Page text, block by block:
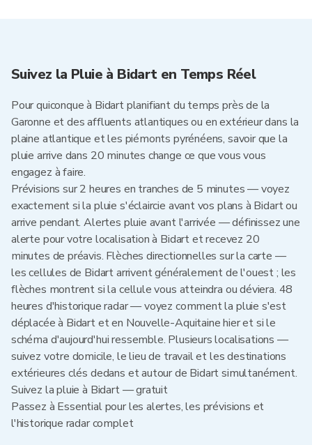
Suivez la Pluie à Bidart en Temps Réel
Pour quiconque à Bidart planifiant du temps près de la
Garonne et des affluents atlantiques ou en extérieur dans la
plaine atlantique et les piémonts pyrénéens, savoir que la
pluie arrive dans 20 minutes change ce que vous vous
engagez à faire.
Prévisions sur 2 heures en tranches de 5 minutes — voyez
exactement si la pluie s'éclaircie avant vos plans à Bidart ou
arrive pendant. Alertes pluie avant l'arrivée — définissez une
alerte pour votre localisation à Bidart et recevez 20
minutes de préavis. Flèches directionnelles sur la carte —
les cellules de Bidart arrivent généralement de l'ouest ; les
flèches montrent si la cellule vous atteindra ou déviera. 48
heures d'historique radar — voyez comment la pluie s'est
déplacée à Bidart et en Nouvelle-Aquitaine hier et si le
schéma d'aujourd'hui ressemble. Plusieurs localisations —
suivez votre domicile, le lieu de travail et les destinations
extérieures clés dedans et autour de Bidart simultanément.
Suivez la pluie à Bidart — gratuit
Passez à Essential pour les alertes, les prévisions et
l'historique radar complet